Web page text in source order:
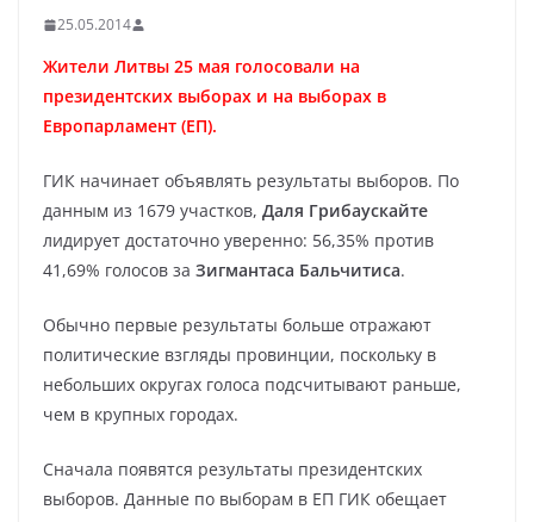
25.05.2014
Жители Литвы 25 мая голосовали на
президентских выборах и на выборах в
Европарламент (ЕП).
ГИК начинает объявлять результаты выборов. По
данным из 1679 участков, Даля Грибаускайте
лидирует достаточно уверенно: 56,35% против
41,69% голосов за Зигмантаса Бальчитиса.
Обычно первые результаты больше отражают
политические взгляды провинции, поскольку в
небольших округах голоса подсчитывают раньше,
чем в крупных городах.
Сначала появятся результаты президентских
выборов. Данные по выборам в ЕП ГИК обещает